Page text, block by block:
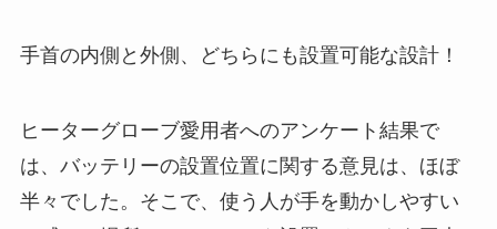
手首の内側と外側、どちらにも設置可能な設計！
ヒーターグローブ愛用者へのアンケート結果で
は、バッテリーの設置位置に関する意見は、ほぼ
半々でした。そこで、使う人が手を動かしやすい